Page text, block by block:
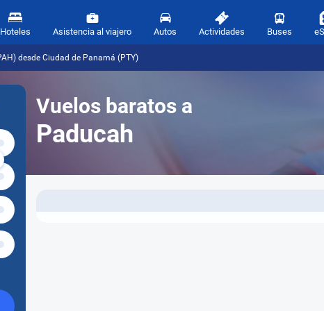
Hoteles Asistencia al viajero Autos Actividades Buses
desde Ciudad de Panamá (PTY)
Vuelos baratos a
Paducah